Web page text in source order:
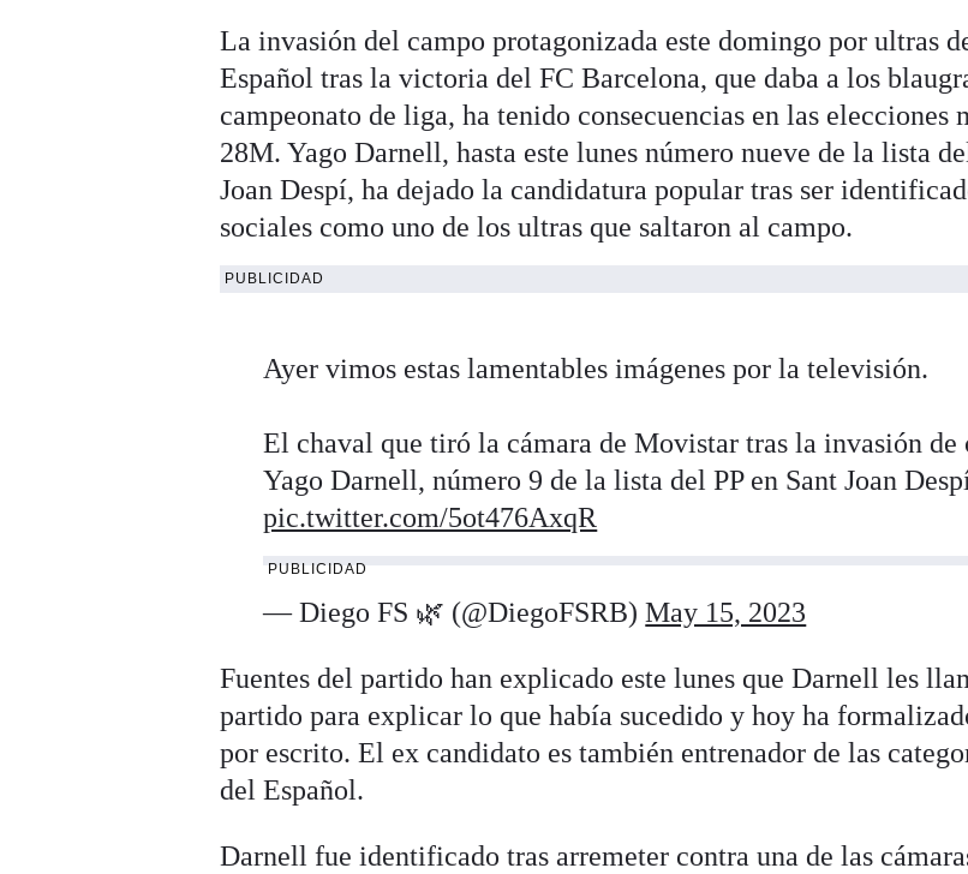
La invasión del campo protagonizada este domingo por ultras
Español tras la victoria del FC Barcelona, que daba a los
campeonato de liga, ha tenido consecuencias en las elecciones
28M. Yago Darnell, hasta este lunes número nueve de la lista
Joan Despí, ha dejado la candidatura popular tras ser
sociales como uno de los ultras que saltaron al campo.
PUBLICIDAD
Ayer vimos estas lamentables imágenes por la televisión.
El chaval que tiró la cámara de Movistar tras la invasión de
Yago Darnell, número 9 de la lista del PP en Sant Joan
pic.twitter.com/5ot476AxqR
PUBLICIDAD
— Diego FS 🌿 (@DiegoFSRB)May 15, 2023
Fuentes del partido han explicado este lunes que Darnell les
partido para explicar lo que había sucedido y hoy ha
por escrito. El ex candidato es también entrenador de las
del Español.
Darnell fue identificado tras arremeter contra una de las